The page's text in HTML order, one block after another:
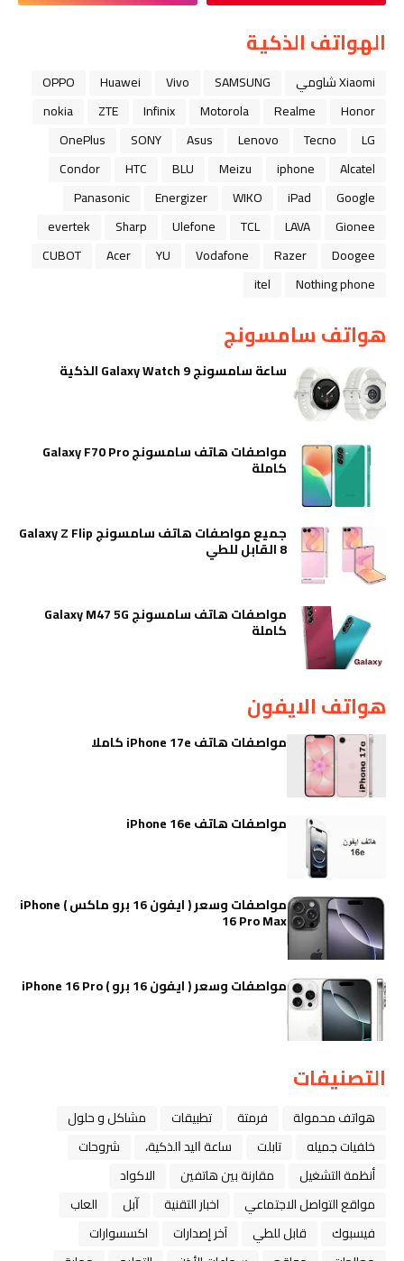
الهواتف الذكية
Xiaomi شاومي SAMSUNG
Vivo
Huawei
OPPO
Honor
Realme
Motorola
Infinix
ZTE
nokia
LG
Tecno
Lenovo
Asus
SONY
OnePlus
Alcatel
iphone
Meizu
BLU
HTC
Condor
Google
iPad
WIKO
Energizer
Panasonic
Gionee
LAVA
TCL
Ulefone
Sharp
evertek
Doogee
Razer
Vodafone
YU
Acer
CUBOT
Nothing phone
itel
هواتف سامسونج
ساعة سامسونج Galaxy Watch 9 الذكية
مواصفات هاتف سامسونج Galaxy F70 Pro
كاملة
جميع مواصفات هاتف سامسونج Galaxy Z Flip
8 القابل للطي
مواصفات هاتف سامسونج Galaxy M47 5G
كاملة
هواتف الايفون
مواصفات هاتف iPhone 17e كاملا
مواصفات هاتف iPhone 16e
مواصفات وسعر ( ايفون 16 برو ماكس ) iPhone
16 Pro Max
مواصفات وسعر ( ايفون 16 برو ) iPhone 16 Pro
التصنيفات
هواتف محمولة فرمتة تطبيقات
مشاكل و حلول
خلفيات جميله
تابلت ﺳﺎﻋﺔ ﺍﻟﻴﺪ ﺍﻟﺬﻛﻴﺔ،
شروحات
أنظمة التشغيل
مقارنة بين هاتفين
الاكواد
مواقع التواصل الاجتماعي
اخبار التقنية ﺁﺑﻞ
العاب
فيسبوك
قابل للطي آخر إصدارات
اكسسوارات